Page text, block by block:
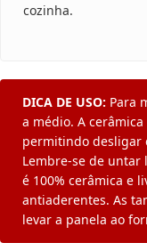
cozinha.
DICA DE USO: Para
a médio. A
permitindo desligar
Lembre-se de untar
é 100% cerâmica e
antiaderentes. As
levar a panela ao